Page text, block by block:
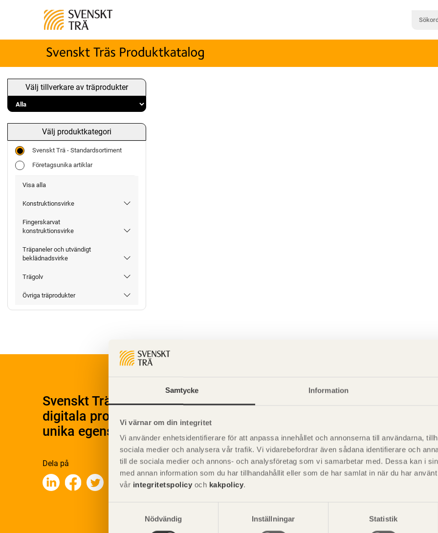
Samtycke Information
Vi värnar om din integritet
Vi använder enhetsidentifierare för att anpassa innehållet och annonserna till användarna,
sociala medier och analysera vår trafik. Vi vidarebefordrar även sådana identifierare och
till de sociala medier och annons- och analysföretag som vi samarbetar med. Dessa kan i
med annan information som du har tillhandahållit eller som de har samlat in när du har
vår integritetspolicy och kakpolicy.
Nödvändig
Inställningar Statistik
Välj tillverkare av träprodukter
Välj produktkategori
Svenskt Trä - Standardsortiment
Företagsunika artiklar
Visa alla
Konstruktionsvirke
Fingerskarvat
konstruktionsvirke
Träpaneler och utvändigt
beklädnadsvirke
Trägolv
Övriga träprodukter
Svenskt Träs Produktkatalog är svensk sågverksnärings
digitala produktkatalog för att beskriva träprodukter och deras
unika egenskaper.
Dela på